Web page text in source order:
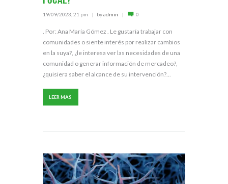
19/09/2023, 21 pm byadmin 0
. Por: Ana María Gómez . Le gustaría trabajar con
comunidades o siente interés por realizar cambios
en la suya?, ¿le interesa ver las necesidades de una
comunidad o generar información de mercadeo?,
¿quisiera saber el alcance de su intervención?...
LEER MAS